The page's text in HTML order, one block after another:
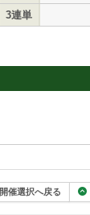
3連単
開催選択へ戻る